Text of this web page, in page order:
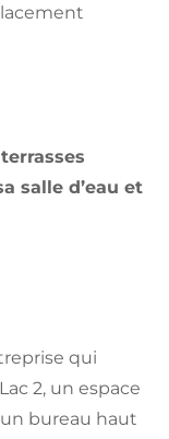
salle d’eau et
qui
2, un espace
un bureau haut